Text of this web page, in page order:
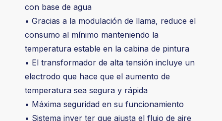
con base de agua
• Gracias a la modulación de llama, reduce el
consumo al mínimo manteniendo la
temperatura estable en la cabina de pintura
• El transformador de alta tensión incluye un
electrodo que hace que el aumento de
temperatura sea segura y rápida
• Máxima seguridad en su funcionamiento
• Sistema inver ter que ajusta el flujo de aire